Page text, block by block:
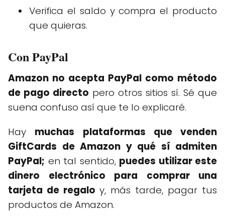
Verifica el saldo y compra el producto
que quieras.
Con PayPal
Amazon no acepta PayPal como método
de pago directo pero otros sitios sí. Sé que
suena confuso así que te lo explicaré.
Hay muchas plataformas que venden
GiftCards de Amazon y qué sí admiten
PayPal; en tal sentido, puedes utilizar este
dinero electrónico para comprar una
tarjeta de regalo y, más tarde, pagar tus
productos de Amazon.